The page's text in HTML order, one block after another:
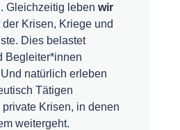
Gleichzeitig leben wir
Krisen, Kriege und
Dies belastet
Begleiter*innen
natürlich erleben
Tätigen
Krisen, in denen
weitergeht.